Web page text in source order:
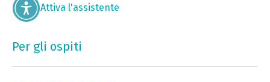
Attiva l'assistente
Per gli ospiti